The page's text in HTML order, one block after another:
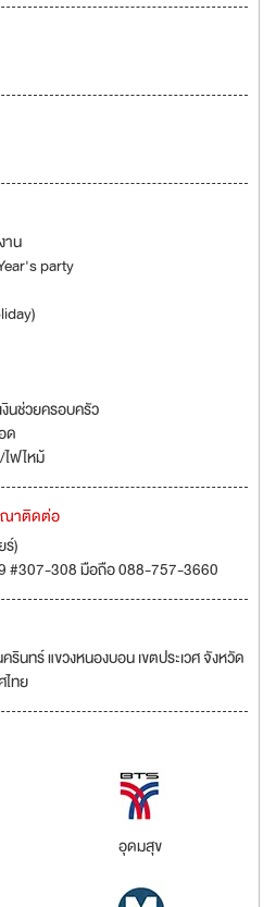
น
party
นช่วยครอบครัว
ด
ฟไหม้
ณาติดต่อ
)
#307-308 มือถือ 088-757-3660
นทร์ แขวงหนองบอน เขตประเวศ จังหวัด
ไทย
อุดมสุข